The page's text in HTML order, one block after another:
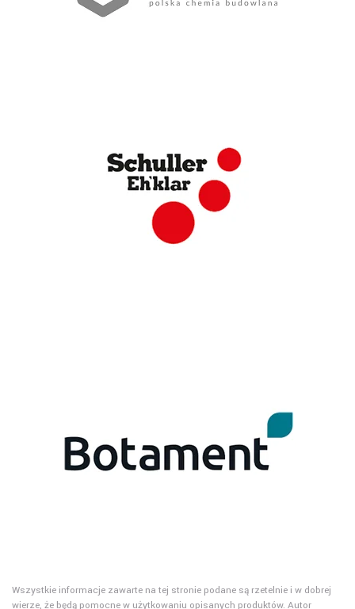
Wszystkie informacje zawarte na tej stronie podane są rzetelnie i w dobrej
wierze, że będą pomocne w użytkowaniu opisanych produktów. Autor